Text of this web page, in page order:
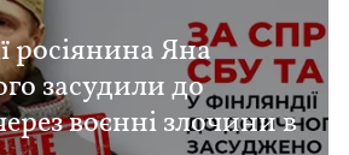
росіянина Яна
засудили до
воєнні злочини в